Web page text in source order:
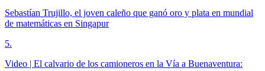
Sebastían Trujillo, el joven caleño que ganó oro y plata en mundial
de matemáticas en Singapur
5.
Video | El calvario de los camioneros en la Vía a Buenaventura: